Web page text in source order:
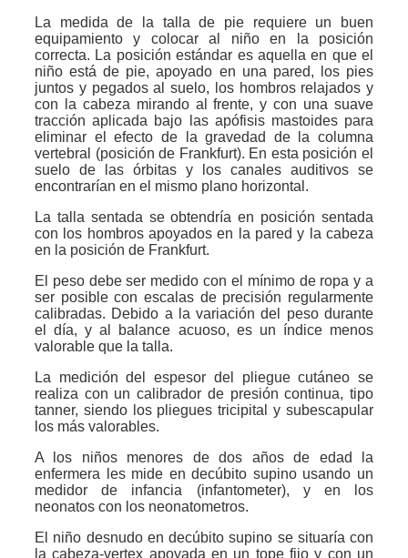
La medida de la talla de pie requiere un buen
equipamiento y colocar al niño en la posición
correcta. La posición estándar es aquella en que el
niño está de pie, apoyado en una pared, los pies
juntos y pegados al suelo, los hombros relajados y
con la cabeza mirando al frente, y con una suave
tracción aplicada bajo las apófisis mastoides para
eliminar el efecto de la gravedad de la columna
vertebral (posición de Frankfurt). En esta posición el
suelo de las órbitas y los canales auditivos se
encontrarían en el mismo plano horizontal.
La talla sentada se obtendría en posición sentada
con los hombros apoyados en la pared y la cabeza
en la posición de Frankfurt.
El peso debe ser medido con el mínimo de ropa y a
ser posible con escalas de precisión regularmente
calibradas. Debido a la variación del peso durante
el día, y al balance acuoso, es un índice menos
valorable que la talla.
La medición del espesor del pliegue cutáneo se
realiza con un calibrador de presión continua, tipo
tanner, siendo los pliegues tricipital y subescapular
los más valorables.
A los niños menores de dos años de edad la
enfermera les mide en decúbito supino usando un
medidor de infancia (infantometer), y en los
neonatos con los neonatometros.
El niño desnudo en decúbito supino se situaría con
la cabeza-vertex apoyada en un tope fijo y con un